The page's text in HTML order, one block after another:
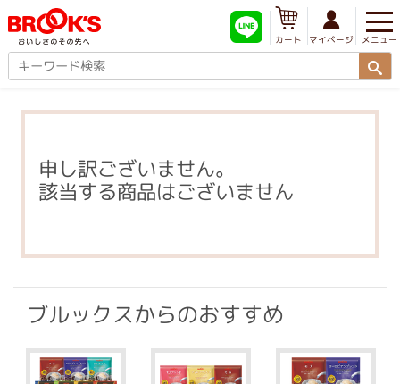
メニュー
マイページ
カート
申し訳ございません。
該当する商品はございません
ブルックスからのおすすめ